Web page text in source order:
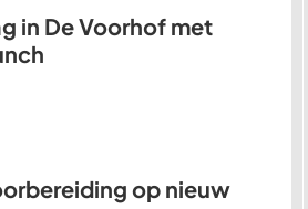
in De Voorhof met
op nieuw